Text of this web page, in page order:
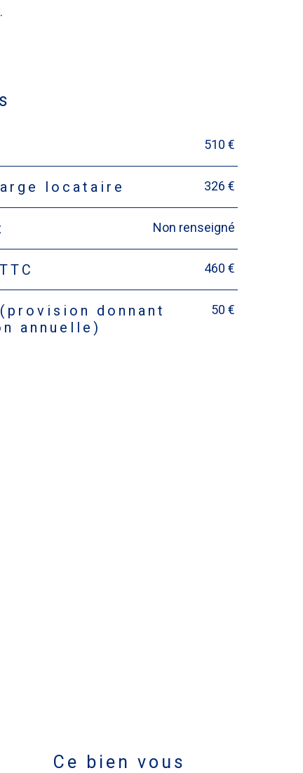
510 €
locataire 326 €
Non renseigné
460 €
donnant
annuelle)
50 €
Ce bien vous